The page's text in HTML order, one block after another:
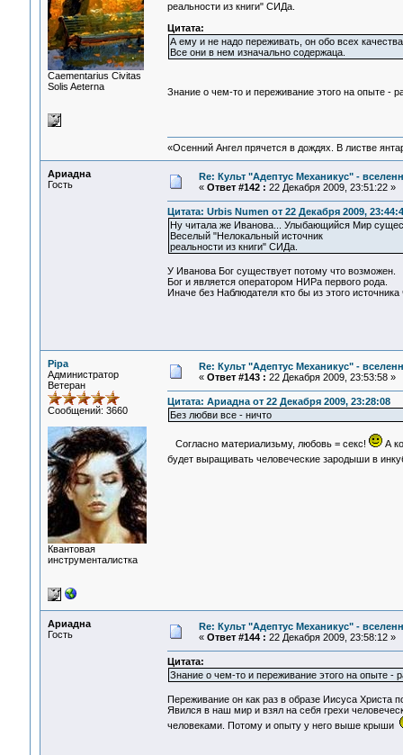
Сaementarius Civitas
Solis Aeterna
реальности из книги" СИДа.
Цитата:
А ему и не надо переживать, он обо всех
Все они в нем изначально содержаца.
Знание о чем-то и переживание этого на опыте -
«Осенний Ангел прячется в дождях. В листве
Ариадна
Гость
Re: Культ "Адептус Механикус" -
« Ответ #142 : 22 Декабря 2009, 23:51:22 »
Цитата: Urbis Numen от 22 Декабря 2009,
Ну читала же Иванова... Улыбающийся Мир
Веселый "Нелокальный источник
реальности из книги" СИДа.
У Иванова Бог существует потому что возможен.
Бог и является оператором НИРа первого рода.
Иначе без Наблюдателя кто бы из этого источника
Pipa
Администратор
Ветеран
Сообщений: 3660
Квантовая
инструменталистка
Re: Культ "Адептус Механикус" -
« Ответ #143 : 22 Декабря 2009, 23:53:58 »
Цитата: Ариадна от 22 Декабря 2009, 23:28:08
Без любви все - ничто
Согласно материализьму, любовь = секс!
А
будет выращивать человеческие зародыши в
Ариадна
Гость
Re: Культ "Адептус Механикус" -
« Ответ #144 : 22 Декабря 2009, 23:58:12 »
Цитата:
Знание о чем-то и переживание этого на опыте -
Переживание он как раз в образе Иисуса Христа
Явился в наш мир и взял на себя грехи
человеками. Потому и опыту у него выше крыши